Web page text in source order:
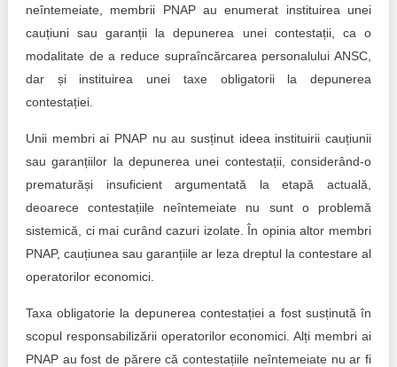
neîntemeiate, membrii PNAP au enumerat instituirea unei
cauțiuni sau garanții la depunerea unei contestații, ca o
modalitate de a reduce supraîncărcarea personalului ANSC,
dar și instituirea unei taxe obligatorii la depunerea
contestației.
Unii membri ai PNAP nu au susținut ideea instituirii cauțiunii
sau garanțiilor la depunerea unei contestații, considerând-o
prematurăși insuficient argumentată la etapă actuală,
deoarece contestațiile neîntemeiate nu sunt o problemă
sistemică, ci mai curând cazuri izolate. În opinia altor membri
PNAP, cauțiunea sau garanțiile ar leza dreptul la contestare al
operatorilor economici.
Taxa obligatorie la depunerea contestației a fost susținută în
scopul responsabilizării operatorilor economici. Alți membri ai
PNAP au fost de părere că contestațiile neîntemeiate nu ar fi